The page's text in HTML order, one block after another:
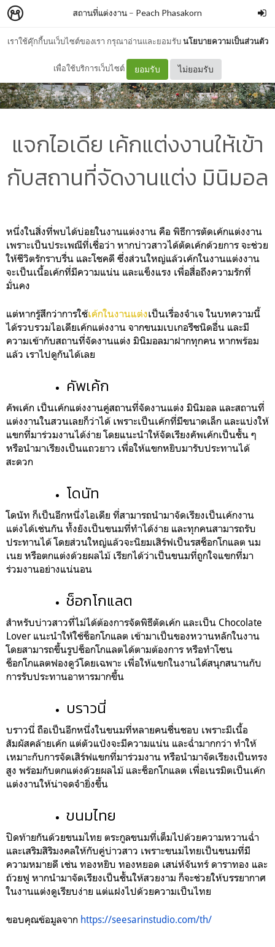
เราใช้คุ๊กกี้บนเว็บไซต์ของเรา กรุณาอ่านและยอมรับนโยบายความเป็นส่วนตัว
เพื่อใช้บริการเว็บไซต์ ยอมรับ ไม่ยอมรับ
สถานที่แต่งงาน – Peach Phasakorn
แจกไอเดีย เค้กแต่งงานให้เข้า
กับสถานที่จัดงานแต่ง มินิมอล
หนึ่งในสิ่งที่พบได้บ่อยในงานแต่งงาน คือ พิธีการตัดเค้กแต่งงาน
เพราะเป็นประเพณีที่เชื่อว่า หากบ่าวสาวได้ตัดเค้กด้วยการ จะช่วย
ให้ชีวิตรักราบรื่น และโชคดี ซึ่งส่วนใหญ่แล้วเค้กในงานแต่งงาน
จะเป็นเนื้อเค้กที่มีความแน่น และแข็งแรง เพื่อสื่อถึงความรักที่
มั่นคง
แต่หากรู้สึกว่าการใช้เค้กในงานแต่งเป็นเรื่องจำเจ ในบทความนี้
ได้รวบรวมไอเดียเค้กแต่งงาน จากขนมเบเกอรีชนิดอื่น และมี
ความเข้ากับสถานที่จัดงานแต่ง มินิมอลมาฝากทุกคน หากพร้อม
แล้ว เราไปดูกันได้เลย
คัพเค้ก
คัพเค้ก เป็นเค้กแต่งงานคู่สถานที่จัดงานแต่ง มินิมอล และสถานที่
แต่งงานในสวนเลยก็ว่าได้ เพราะเป็นเค้กที่มีขนาดเล็ก และแบ่งให้
แขกที่มาร่วมงานได้ง่าย โดยแนะนำให้จัดเรียงคัพเค้กเป็นชั้น ๆ
หรือนำมาเรียงเป็นแถวยาว เพื่อให้แขกหยิบมารับประทานได้
สะดวก
โดนัท
โดนัท ก็เป็นอีกหนึ่งไอเดีย ที่สามารถนำมาจัดเรียงเป็นเค้กงาน
แต่งได้เช่นกัน ทั้งยังเป็นขนมที่ทำได้ง่าย และทุกคนสามารถรับ
ประทานได้ โดยส่วนใหญ่แล้วจะนิยมเสิร์ฟเป็นรสช็อกโกแลต นม
เนย หรือตกแต่งด้วยผลไม้ เรียกได้ว่าเป็นขนมที่ถูกใจแขกที่มา
ร่วมงานอย่างแน่นอน
ช็อกโกแลต
สำหรับบ่าวสาวที่ไม่ได้ต้องการจัดพิธีตัดเค้ก และเป็น Chocolate
Lover แนะนำให้ใช้ช็อกโกแลต เข้ามาเป็นของหวานหลักในงาน
โดยสามารถขึ้นรูปช็อกโกแลตได้ตามต้องการ หรือทำโซน
ช็อกโกแลตฟองดูว์โดยเฉพาะ เพื่อให้แขกในงานได้สนุกสนานกับ
การรับประทานอาหารมากขึ้น
บราวนี่
บราวนี่ ถือเป็นอีกหนึ่งในขนมที่หลายคนชื่นชอบ เพราะมีเนื้อ
สัมผัสคล้ายเค้ก แต่ตัวแป้งจะมีความแน่น และฉ่ำมากกว่า ทำให้
เหมาะกับการจัดเสิร์ฟแขกที่มาร่วมงาน หรือนำมาจัดเรียงเป็นทรง
สูง พร้อมกับตกแต่งด้วยผลไม้ และช็อกโกแลต เพื่อเนรมิตเป็นเค้ก
แต่งงานให้น่าจดจำยิ่งขึ้น
ขนมไทย
ปิดท้ายกันด้วยขนมไทย ตระกูลขนมที่เต็มไปด้วยความหวานฉ่ำ
และเสริมสิริมงคลให้กับคู่บ่าวสาว เพราะขนมไทยเป็นขนมที่มี
ความหมายดี เช่น ทองหยิบ ทองหยอด เสน่ห์จันทร์ ดาราทอง และ
ถ้วยฟู หากนำมาจัดเรียงเป็นชั้นให้สวยงาม ก็จะช่วยให้บรรยากาศ
ในงานแต่งดูเรียบง่าย แต่แฝงไปด้วยความเป็นไทย
ขอบคุณข้อมูลจาก https://seesarinstudio.com/th/